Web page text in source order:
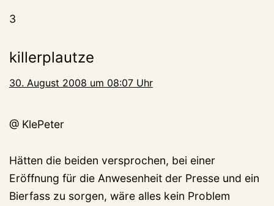
3
killerplautze
30. August 2008 um 08:07 Uhr
@ KlePeter
Hätten die beiden versprochen, bei einer
Eröffnung für die Anwesenheit der Presse und ein
Bierfass zu sorgen, wäre alles kein Problem